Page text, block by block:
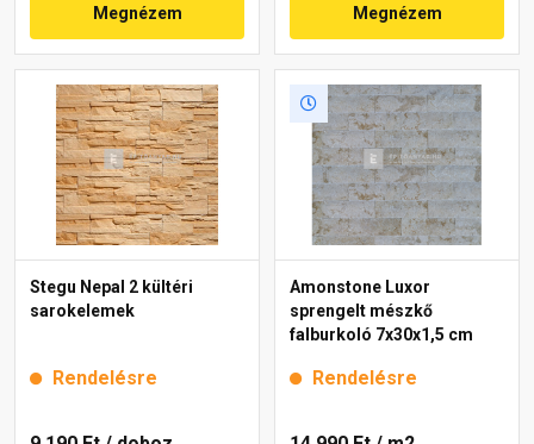
Megnézem Megnézem
Stegu Nepal 2 kültéri
sarokelemek
Rendelésre
Amonstone Luxor
sprengelt mészkő
falburkoló 7x30x1,5 cm
Rendelésre